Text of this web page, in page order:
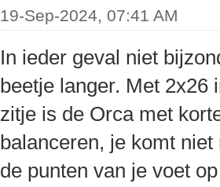
19-Sep-2024, 07:41 AM
In ieder geval niet
beetje langer. Met 2x26
zitje is de Orca met
balanceren, je komt
de punten van je voet